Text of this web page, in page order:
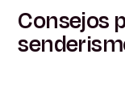
Consejos